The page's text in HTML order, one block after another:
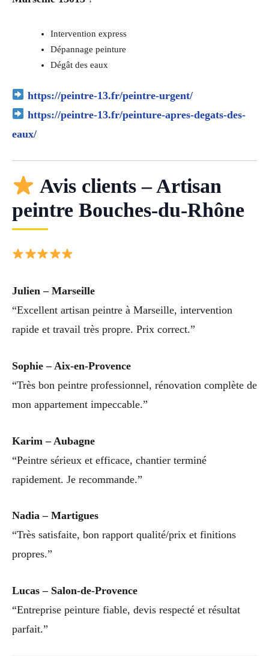
Intervention express
Dépannage peinture
Dégât des eaux
https://peintre-13.fr/peintre-urgent/
https://peintre-13.fr/peinture-apres-degats-des-
eaux/
Avis clients – Artisan
peintre Bouches-du-Rhône
Julien – Marseille
“Excellent artisan peintre à Marseille, intervention
rapide et travail très propre. Prix correct.”
Sophie – Aix-en-Provence
“Très bon peintre professionnel, rénovation complète de
mon appartement impeccable.”
Karim – Aubagne
“Peintre sérieux et efficace, chantier terminé
rapidement. Je recommande.”
Nadia – Martigues
“Très satisfaite, bon rapport qualité/prix et finitions
propres.”
Lucas – Salon-de-Provence
“Entreprise peinture fiable, devis respecté et résultat
parfait.”